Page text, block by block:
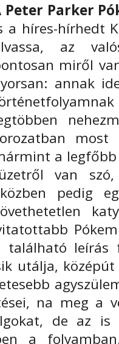
Peter Parker
a híres-hírhedt
az
miről
annak
most
a
van
pedig
található
utálja,
na meg a
de az is
a